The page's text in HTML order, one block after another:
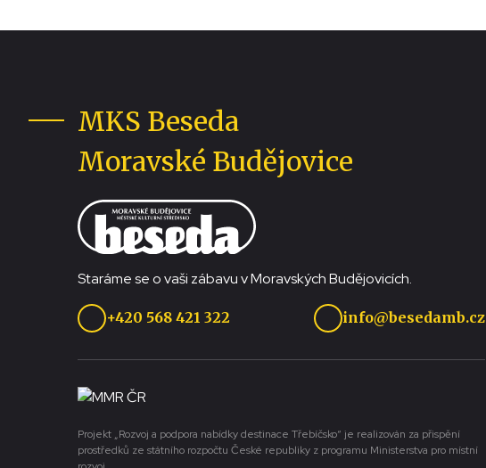
MKS Beseda
Moravské Budějovice
Staráme se o vaši zábavu v Moravských Budějovicích.
+420 568 421 322 info@besedamb.cz
Projekt „Rozvoj a podpora nabídky destinace Třebíčsko“ je realizován za přispění
prostředků ze státního rozpočtu České republiky z programu Ministerstva pro místní